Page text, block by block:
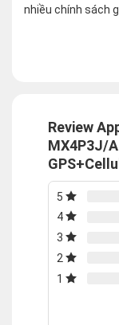
nhiều chính sách
Review
MX4P3J/
5
4
3
2
1